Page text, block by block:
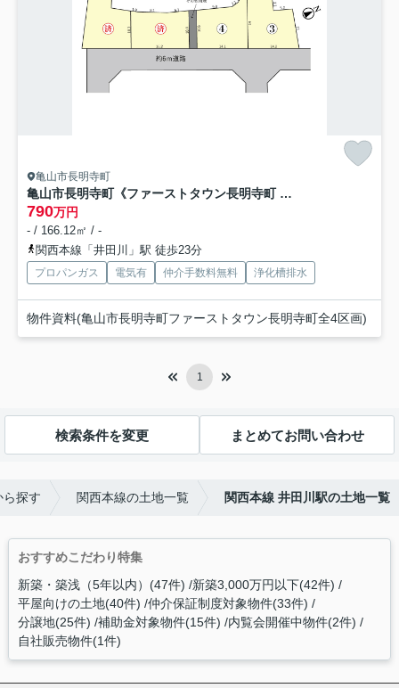
亀山市長明寺町
亀山市長明寺町《ファーストタウン長明寺町 全4区画》
790万円
- / 166.12㎡ / -
関西本線「井田川」駅 徒歩23分
プロパンガス 電気有 仲介手数料無料 浄化槽排水
物件資料(亀山市長明寺町ファーストタウン長明寺町全4区画)
1
検索条件を変更 まとめてお問い合わせ
ら探す 関西本線の土地一覧 関西本線 井田川駅の土地一覧
おすすめこだわり特集
新築・築浅（5年以内）(47件) 新築3,000万円以下(42件)
平屋向けの土地(40件) 仲介保証制度対象物件(33件)
分譲地(25件) 補助金対象物件(15件) 内覧会開催中物件(2件)
自社販売物件(1件)